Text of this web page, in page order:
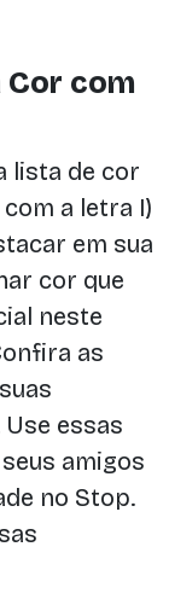
com
lista de cor
a letra I)
em sua
cor que
neste
as
essas
amigos
no Stop.